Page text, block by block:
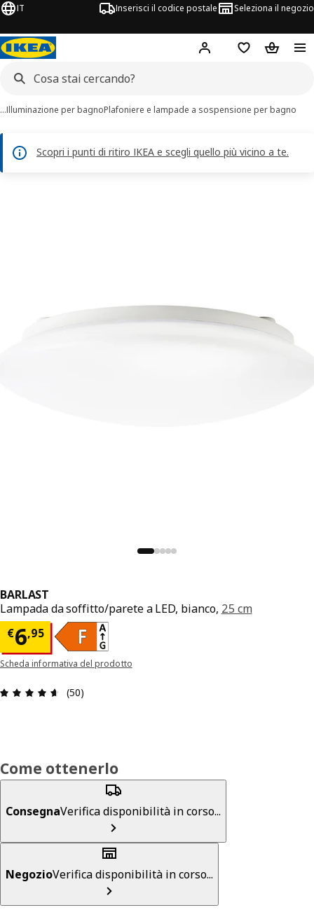
IT Inserisci il codice postale Seleziona il negozio
Hej! AccediLista deiCarrello
…Illuminazione per bagnoPlafoniere e lampade a sospensione per bagno
Scopri i punti di ritiro IKEA e scegli quello più vicino a te.
BARLAST
Lampada da soffitto/parete a LED, bianco, 25 cm
€6,95
Prezzo € 6,95
Scheda informativa del prodotto
Recensione: 4.6 di 5 stelle. Recensioni totali: 50
(50)
Come ottenerlo
ConsegnaVerifica disponibilità in corso...
NegozioVerifica disponibilità in corso...